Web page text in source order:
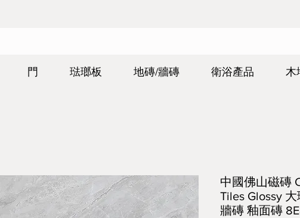
門 琺瑯板 地磚/牆磚 衛浴產品 木
中國佛山磁磚
Tiles Glossy
牆磚 釉面磚